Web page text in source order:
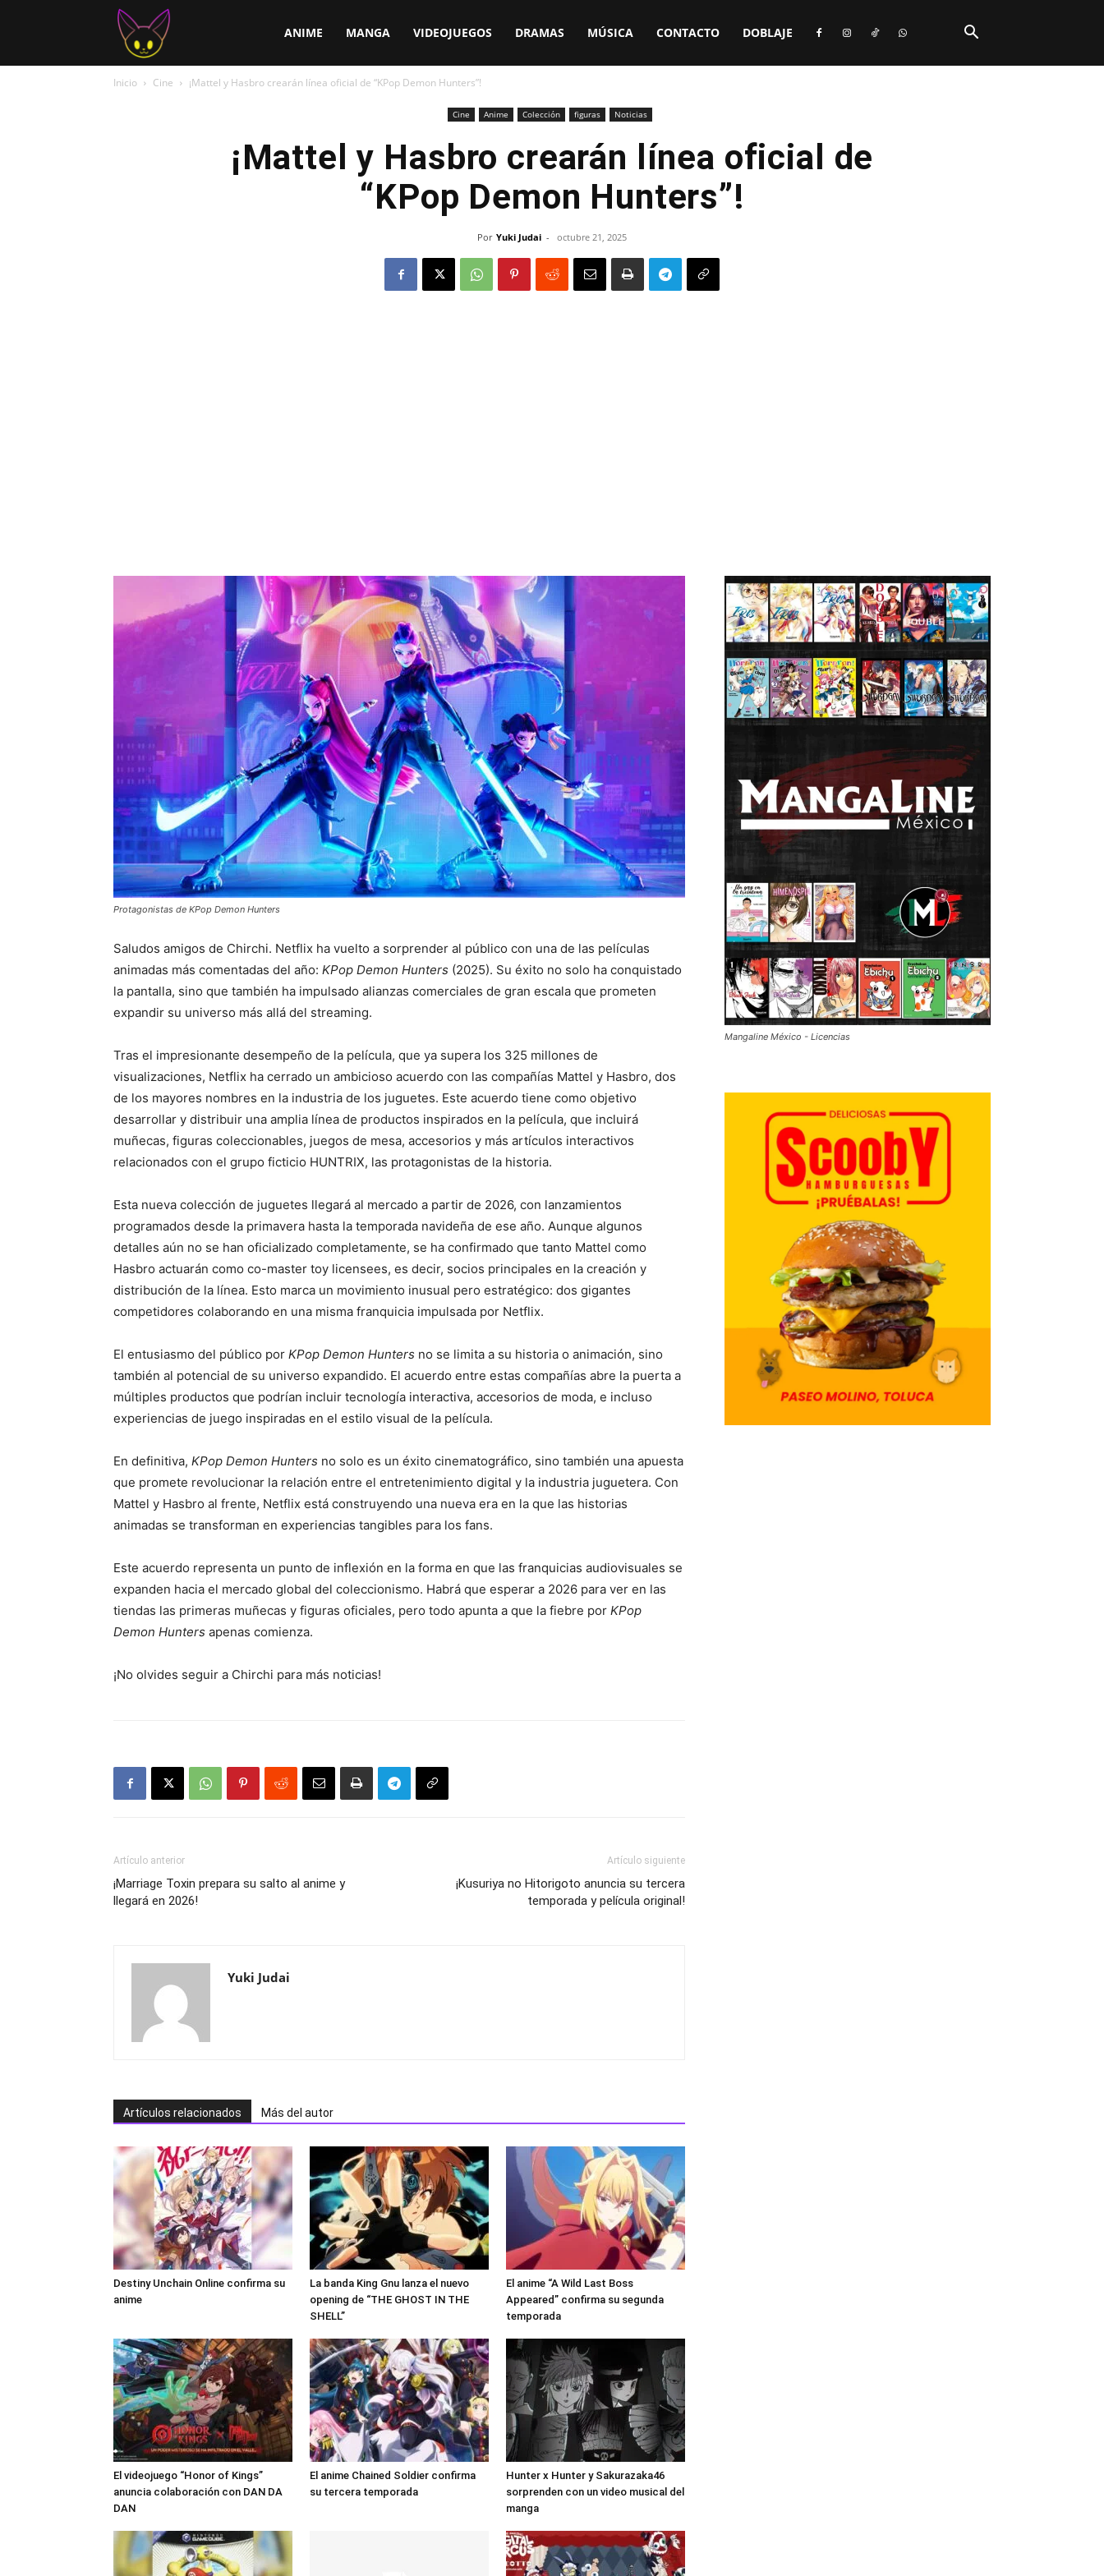
ANIME MANGA VIDEOJUEGOS DRAMAS MÚSICA CONTACTO DOBLAJE
Inicio Cine ¡Mattel y Hasbro crearán línea oficial de “KPop Demon Hunters”!
Cine Anime Colección figuras Noticias
¡Mattel y Hasbro crearán línea oficial de
“KPop Demon Hunters”!
Por Yuki Judai - octubre 21, 2025
Protagonistas de KPop Demon Hunters
Saludos amigos de Chirchi. Netflix ha vuelto a sorprender al público con una de las películas
animadas más comentadas del año: KPop Demon Hunters (2025). Su éxito no solo ha conquistado
la pantalla, sino que también ha impulsado alianzas comerciales de gran escala que prometen
expandir su universo más allá del streaming.
Tras el impresionante desempeño de la película, que ya supera los 325 millones de
visualizaciones, Netflix ha cerrado un ambicioso acuerdo con las compañías Mattel y Hasbro, dos
de los mayores nombres en la industria de los juguetes. Este acuerdo tiene como objetivo
desarrollar y distribuir una amplia línea de productos inspirados en la película, que incluirá
muñecas, figuras coleccionables, juegos de mesa, accesorios y más artículos interactivos
relacionados con el grupo ficticio HUNTRIX, las protagonistas de la historia.
Esta nueva colección de juguetes llegará al mercado a partir de 2026, con lanzamientos
programados desde la primavera hasta la temporada navideña de ese año. Aunque algunos
detalles aún no se han oficializado completamente, se ha confirmado que tanto Mattel como
Hasbro actuarán como co-master toy licensees, es decir, socios principales en la creación y
distribución de la línea. Esto marca un movimiento inusual pero estratégico: dos gigantes
competidores colaborando en una misma franquicia impulsada por Netflix.
El entusiasmo del público por KPop Demon Hunters no se limita a su historia o animación, sino
también al potencial de su universo expandido. El acuerdo entre estas compañías abre la puerta a
múltiples productos que podrían incluir tecnología interactiva, accesorios de moda, e incluso
experiencias de juego inspiradas en el estilo visual de la película.
En definitiva, KPop Demon Hunters no solo es un éxito cinematográfico, sino también una apuesta
que promete revolucionar la relación entre el entretenimiento digital y la industria juguetera. Con
Mattel y Hasbro al frente, Netflix está construyendo una nueva era en la que las historias
animadas se transforman en experiencias tangibles para los fans.
Este acuerdo representa un punto de inflexión en la forma en que las franquicias audiovisuales se
expanden hacia el mercado global del coleccionismo. Habrá que esperar a 2026 para ver en las
tiendas las primeras muñecas y figuras oficiales, pero todo apunta a que la fiebre por KPop
Demon Hunters apenas comienza.
¡No olvides seguir a Chirchi para más noticias!
Artículo anterior
¡Marriage Toxin prepara su salto al anime y
llegará en 2026!
Artículo siguiente
¡Kusuriya no Hitorigoto anuncia su tercera
temporada y película original!
Yuki Judai
Artículos relacionados Más del autor
Destiny Unchain Online confirma su
anime
La banda King Gnu lanza el nuevo
opening de “THE GHOST IN THE
SHELL”
El anime “A Wild Last Boss
Appeared” confirma su segunda
temporada
El videojuego “Honor of Kings”
anuncia colaboración con DAN DA
DAN
El anime Chained Soldier confirma
su tercera temporada
Hunter x Hunter y Sakurazaka46
sorprenden con un video musical del
manga
Mangaline México - Licencias